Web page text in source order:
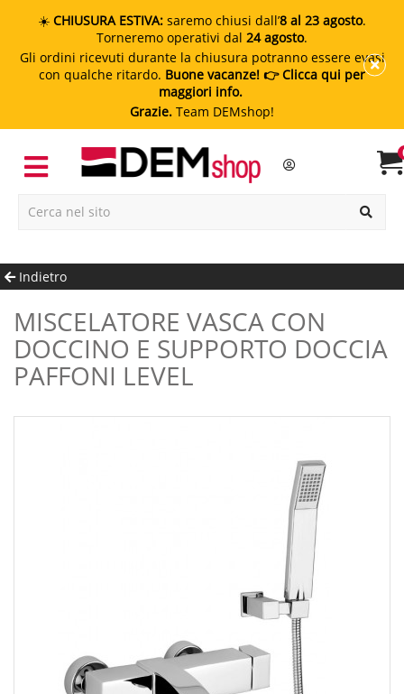
☀️ CHIUSURA ESTIVA: saremo chiusi dall’8 al 23 agosto.
Torneremo operativi dal 24 agosto.
Gli ordini ricevuti durante la chiusura potranno essere evasi
con qualche ritardo. Buone vacanze! 👉 Clicca qui per
maggiori info.
Grazie. Team DEMshop!
Indietro
MISCELATORE VASCA CON
DOCCINO E SUPPORTO DOCCIA
PAFFONI LEVEL